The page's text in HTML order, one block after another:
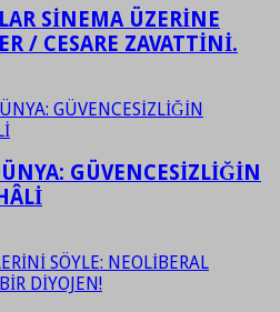
SİNEMA ÜZERİNE
/ CESARE ZAVATTİNİ.
GÜVENCESİZLİĞİN